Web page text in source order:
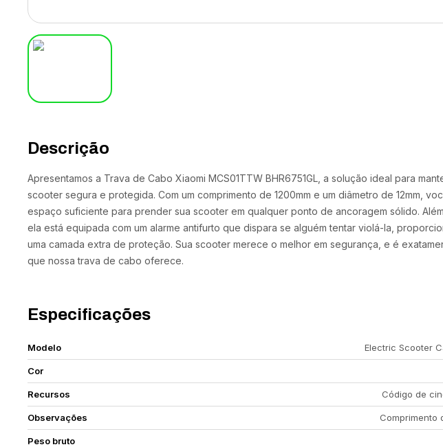
Descrição
Apresentamos a Trava de Cabo Xiaomi MCS01TTW BHR6751GL, a solução ideal para
scooter segura e protegida. Com um comprimento de 1200mm e um diâmetro de 12mm,
espaço suficiente para prender sua scooter em qualquer ponto de ancoragem sólido.
ela está equipada com um alarme antifurto que dispara se alguém tentar violá-la,
uma camada extra de proteção. Sua scooter merece o melhor em segurança, e é
que nossa trava de cabo oferece.
Especificações
Modelo Electric Scooter
Cor
Recursos Código de
Observações Comprimento
Peso bruto